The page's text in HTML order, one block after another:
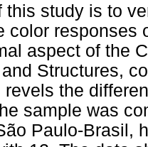
this study is to
color responses
aspect of the
Structures,
revels the
sample was
Paulo-Brasil,